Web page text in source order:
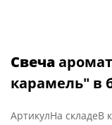
Свеча
карамель" в
АртикулНа складеВ